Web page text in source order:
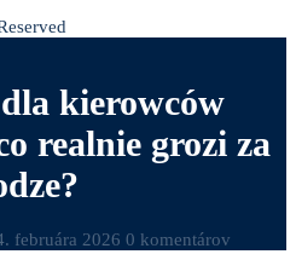
kierowców
realnie grozi za
februára 2026 0 komentárov